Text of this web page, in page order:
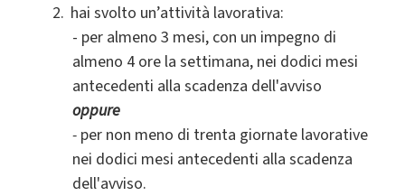
hai svolto un’attività lavorativa:
- per almeno 3 mesi, con un impegno di
almeno 4 ore la settimana, nei dodici mesi
antecedenti alla scadenza dell'avviso
oppure
- per non meno di trenta giornate lavorative
nei dodici mesi antecedenti alla scadenza
dell'avviso.